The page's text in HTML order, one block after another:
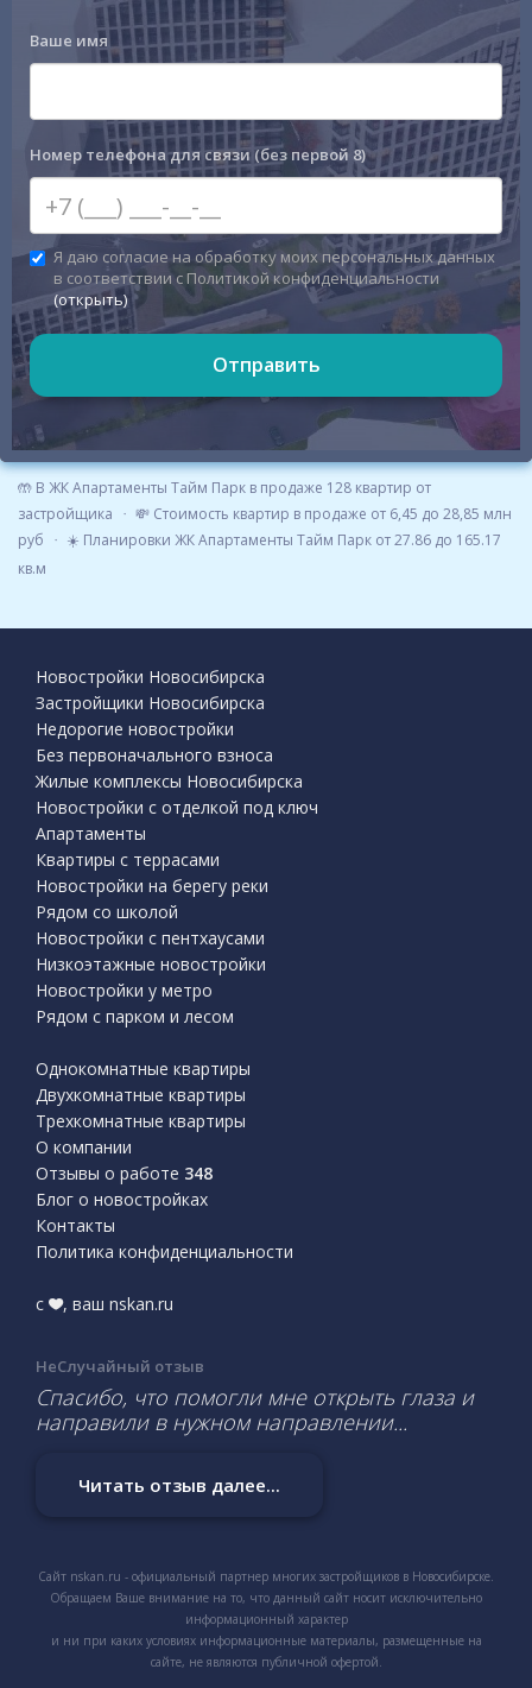
🤲 В ЖК Апартаменты Тайм Парк в продаже 128 квартир от
застройщика
💸 Стоимость квартир в продаже от 6,45 до 28,85 млн
руб
☀️ Планировки ЖК Апартаменты Тайм Парк от 27.86 до 165.17
кв.м
Ваше имя
Номер телефона для связи (без первой 8)
Я даю согласие на обработку моих персональных данных
в соответствии с Политикой конфиденциальности
(открыть)
Отправить
Новостройки Новосибирска
Застройщики Новосибирска
Недорогие новостройки
Без первоначального взноса
Жилые комплексы Новосибирска
Новостройки с отделкой под ключ
Апартаменты
Квартиры с террасами
Новостройки на берегу реки
Рядом со школой
Новостройки с пентхаусами
Низкоэтажные новостройки
Новостройки у метро
Рядом с парком и лесом
Однокомнатные квартиры
Двухкомнатные квартиры
Трехкомнатные квартиры
О компании
Отзывы о работе 348
Блог о новостройках
Контакты
Политика конфиденциальности
с , ваш nskan.ru
НеСлучайный отзыв
Спасибо, что помогли мне открыть глаза и
направили в нужном направлении...
Читать отзыв далее...
Сайт nskan.ru - официальный партнер многих застройщиков в Новосибирске.
Обращаем Ваше внимание на то, что данный сайт носит исключительно
информационный характер
и ни при каких условиях информационные материалы, размещенные на
сайте, не являются публичной офертой.